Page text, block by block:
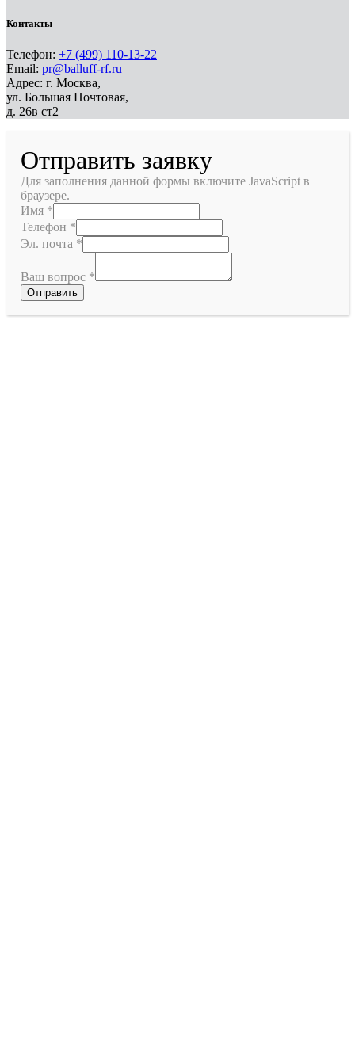
Контакты
Телефон: +7 (499) 110-13-22
Email: pr@balluff-rf.ru
Адрес: г. Москва,
ул. Большая Почтовая,
д. 26в ст2
Отправить заявку
Для заполнения данной формы включите JavaScript в
браузере.
Имя *
Телефон *
Эл. почта *
Ваш вопрос *
Отправить